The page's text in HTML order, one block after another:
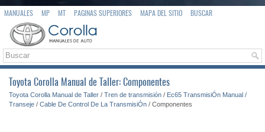
MANUALES MP MT PAGINAS SUPERIORES MAPA DEL SITIO BUSCAR
Toyota Corolla Manual de Taller: Componentes
Toyota Corolla Manual de Taller / Tren de transmisión / Ec65 TransmisiÓn Manual /
Transeje / Cable De Control De La TransmisiÓn / Componentes